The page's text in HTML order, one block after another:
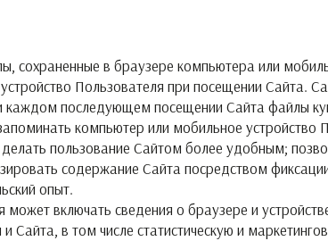
сохраненные в браузере компьютера или
Пользователя при посещении Сайта.
каждом последующем посещении Сайта файлы
компьютер или мобильное
пользование Сайтом более удобным;
содержание Сайта посредством
опыт.
включать сведения о браузере и
Сайта, в том числе статистическую и